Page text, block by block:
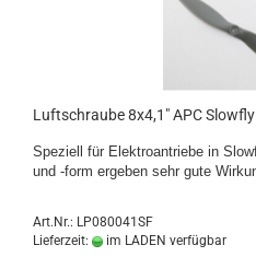
Luftschraube 8x4,1" APC
Speziell für Elektroantriebe in
und -form ergeben sehr gute
Art.Nr.: LP080041SF
Lieferzeit:
im LADEN verfügbar